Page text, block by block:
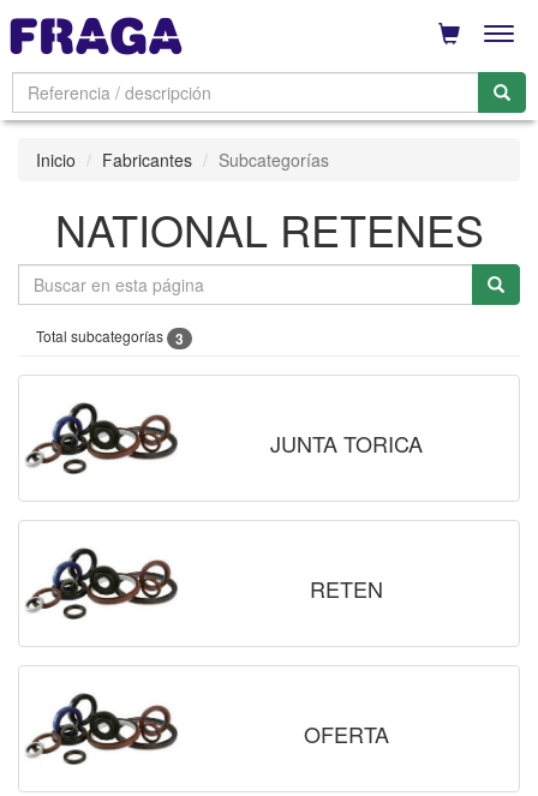
Inicio Fabricantes Subcategorías
NATIONAL RETENES
Total subcategorías 3
JUNTA TORICA
RETEN
OFERTA